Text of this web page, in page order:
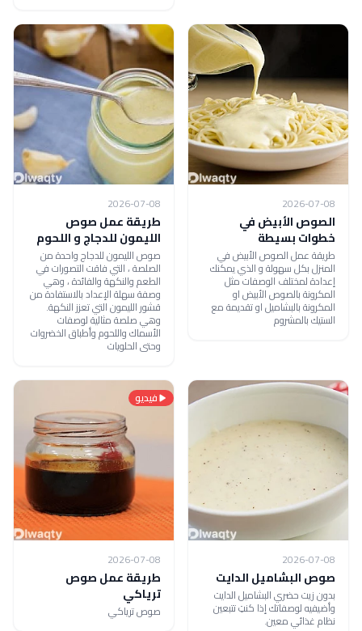
2026-07-08
الصوص الأبيض في
خطوات بسيطة
طريقة عمل الصوص الأبيض في
المنزل بكل سهولة و الذي يمكنك
إعدادة لمختلف الوصفات مثل
المكرونة بالصوص الأبيض او
المكرونة بالبشاميل او تقديمة مع
الستيك بالمشروم
2026-07-08
طريقة عمل صوص
الليمون للدجاج و اللحوم
صوص الليمون للدجاج واحدة من
الصلصة ، التي فاقت التصورات في
الطعم والنكهة والفائدة ، وهي
وصفة سهلة الإعداد بالاستفادة من
قشور الليمون التي تعزز النكهة.
وهي صلصة مثالية لوصفات
الأسماك واللحوم وأطباق الخضروات
وحتى الحلويات
2026-07-08
صوص البشاميل الدايت
بدون زيت حضري البشاميل الدايت
وأضيفيه لوصفاتك إذا كنتِ تتبعين
نظام غذائي معين.
فيديو
2026-07-08
طريقة عمل صوص
ترياكي
صوص ترياكي